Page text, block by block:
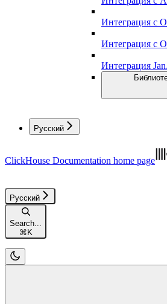
Интеграция с
Интеграция с
Интеграция
Русский
ClickHouse Documentation home page
Русский
Search...
⌘ K